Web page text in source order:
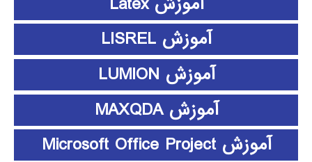
آموزش LISREL
آموزش LUMION
آموزش MAXQDA
آموزش Microsoft Office Project